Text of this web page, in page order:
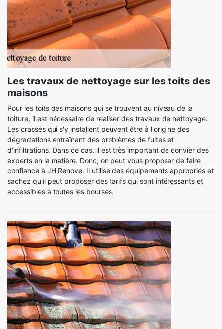
Les travaux de nettoyage sur les toits des
maisons
Pour les toits des maisons qui se trouvent au niveau de la
toiture, il est nécessaire de réaliser des travaux de nettoyage.
Les crasses qui s'y installent peuvent être à l'origine des
dégradations entraînant des problèmes de fuites et
d'infiltrations. Dans ce cas, il est très important de convier des
experts en la matière. Donc, on peut vous proposer de faire
confiance à JH Renove. Il utilise des équipements appropriés et
sachez qu'il peut proposer des tarifs qui sont intéressants et
accessibles à toutes les bourses.